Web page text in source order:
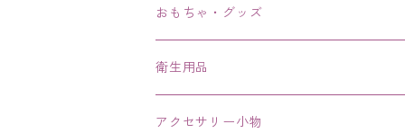
ブレスレット、バングル、ブレス、腕輪
ネックレス、チョーカー
その他
おもちゃ・グッズ
衛生用品
アクセサリー小物